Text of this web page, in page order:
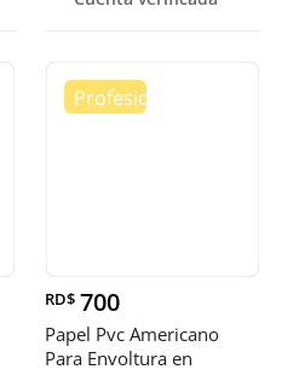
RD$ 700
Papel Pvc Americano
Para Envoltura en